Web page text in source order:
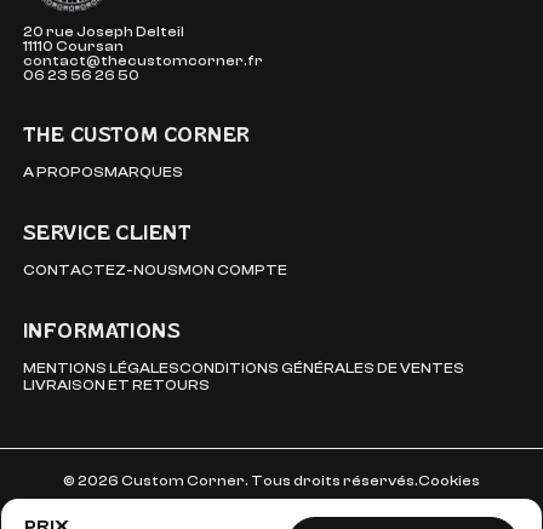
20 rue Joseph Delteil
11110 Coursan
contact@thecustomcorner.fr
06 23 56 26 50
THE CUSTOM CORNER
A PROPOSMARQUES
SERVICE CLIENT
CONTACTEZ-NOUSMON COMPTE
INFORMATIONS
MENTIONS LÉGALESCONDITIONS GÉNÉRALES DE VENTES
LIVRAISON ET RETOURS
© 2026 Custom Corner. Tous droits réservés.Cookies